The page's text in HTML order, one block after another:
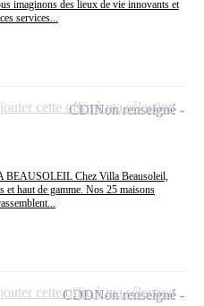
imaginons des lieux de vie innovants et
services...
Chez Villa Beausoleil,
et haut de gamme. Nos 25 maisons
CDINon renseigné
cette offre à ma sélection
CDDNon renseigné
cette offre à ma sélection